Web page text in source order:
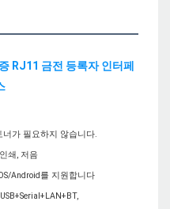
RJ11 금전 등록자 인터페
가 필요하지 않습니다.
쇄, 저음
Android를 지원합니다